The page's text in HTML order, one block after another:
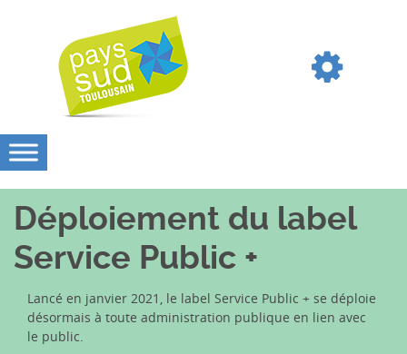
Déploiement du label
Service Public +
Lancé en janvier 2021, le label Service Public + se déploie
désormais à toute administration publique en lien avec
le public.